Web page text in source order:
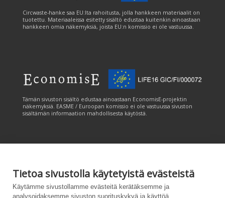
Tietoa sivustolla käytetyistä evästeistä
Käytämme sivustollamme evästeitä kerätäksemme ja
analysoidaksemme sivuston suorituskykyä ja käyttöä,
Circwaste-hanke saa EU:lta rahoitusta, jolla hankkeen materiaalit on
tuotettu. Materiaaleissa esitetty sisältö edustaa kuitenkin ainoastaan
hankkeen omia näkemyksiä, joista EU:n komissio ei ole vastuussa.
Tämän sivuston sisältö edustaa ainoastaan EconomisE-projektin
näkemyksiä. EASME / Euroopan komissio ei ole vastuussa sivuston
sisältämän informaation mahdollisesta käytöstä.
Tämän sivuston tuottamiseen on saatu rahoitusta Euroopan unionin
LIFE-ohjelmasta. Tämän sivuston sisältö edustaa ainoastaan